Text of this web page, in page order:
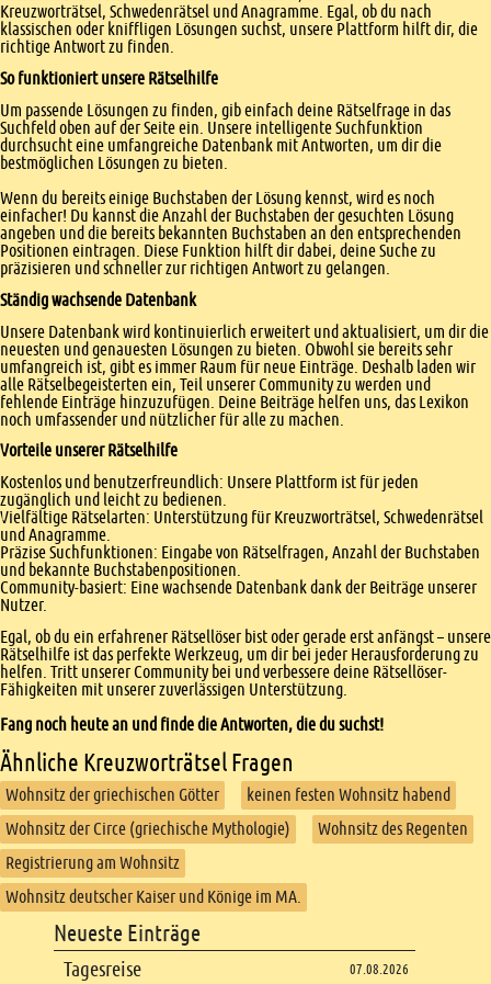
Kreuzworträtsel, Schwedenrätsel und Anagramme. Egal, ob du nach
klassischen oder kniffligen Lösungen suchst, unsere Plattform hilft dir, die
richtige Antwort zu finden.
So funktioniert unsere Rätselhilfe
Um passende Lösungen zu finden, gib einfach deine Rätselfrage in das
Suchfeld oben auf der Seite ein. Unsere intelligente Suchfunktion
durchsucht eine umfangreiche Datenbank mit Antworten, um dir die
bestmöglichen Lösungen zu bieten.
Wenn du bereits einige Buchstaben der Lösung kennst, wird es noch
einfacher! Du kannst die Anzahl der Buchstaben der gesuchten Lösung
angeben und die bereits bekannten Buchstaben an den entsprechenden
Positionen eintragen. Diese Funktion hilft dir dabei, deine Suche zu
präzisieren und schneller zur richtigen Antwort zu gelangen.
Ständig wachsende Datenbank
Unsere Datenbank wird kontinuierlich erweitert und aktualisiert, um dir die
neuesten und genauesten Lösungen zu bieten. Obwohl sie bereits sehr
umfangreich ist, gibt es immer Raum für neue Einträge. Deshalb laden wir
alle Rätselbegeisterten ein, Teil unserer Community zu werden und
fehlende Einträge hinzuzufügen. Deine Beiträge helfen uns, das Lexikon
noch umfassender und nützlicher für alle zu machen.
Vorteile unserer Rätselhilfe
Kostenlos und benutzerfreundlich: Unsere Plattform ist für jeden
zugänglich und leicht zu bedienen.
Vielfältige Rätselarten: Unterstützung für Kreuzworträtsel, Schwedenrätsel
und Anagramme.
Präzise Suchfunktionen: Eingabe von Rätselfragen, Anzahl der Buchstaben
und bekannte Buchstabenpositionen.
Community-basiert: Eine wachsende Datenbank dank der Beiträge unserer
Nutzer.
Egal, ob du ein erfahrener Rätsellöser bist oder gerade erst anfängst – unsere
Rätselhilfe ist das perfekte Werkzeug, um dir bei jeder Herausforderung zu
helfen. Tritt unserer Community bei und verbessere deine Rätsellöser-
Fähigkeiten mit unserer zuverlässigen Unterstützung.
Fang noch heute an und finde die Antworten, die du suchst!
Ähnliche Kreuzworträtsel Fragen
Wohnsitz der griechischen Götter
keinen festen Wohnsitz habend
Wohnsitz der Circe (griechische Mythologie)
Wohnsitz des Regenten
Registrierung am Wohnsitz
Wohnsitz deutscher Kaiser und Könige im MA.
Footer content
Neueste Einträge
Tagesreise 07.08.2026